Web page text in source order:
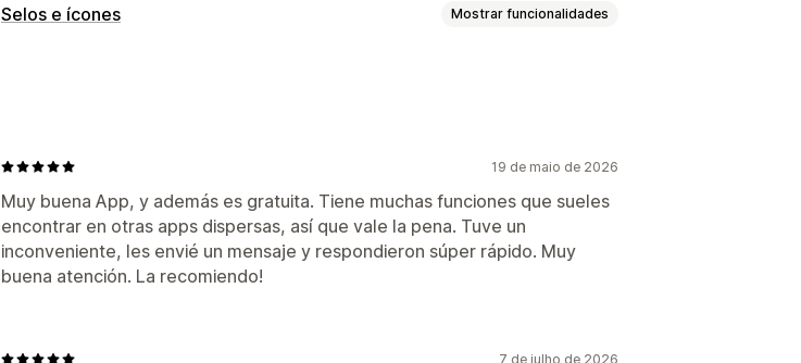
Tipo de banner
Selos e ícones Mostrar funcionalidades
Fundos Margens
Posição do ícone
Posição automática Página do carrinho Página inicial
Páginas de produtos
19 de maio de 2026
Muy buena App, y además es gratuita. Tiene muchas funciones que sueles
encontrar en otras apps dispersas, así que vale la pena. Tuve un
inconveniente, les envié un mensaje y respondieron súper rápido. Muy
buena atención. La recomiendo!
7 de julho de 2026